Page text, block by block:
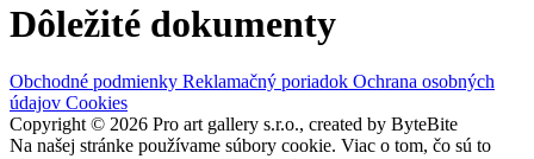
Dôležité dokumenty
Obchodné podmienky Reklamačný poriadok Ochrana osobných
údajov Cookies
Copyright © 2026 Pro art gallery s.r.o., created by ByteBite
Na našej stránke používame súbory cookie. Viac o tom, čo sú to